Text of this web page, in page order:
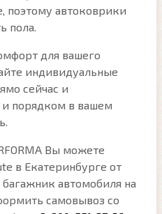
поэтому автоковрики
пола.
для вашего
индивидуальные
сейчас и
и порядком в вашем
Вы можете
в Екатеринбурге от
автомобиля на
самовывоз со